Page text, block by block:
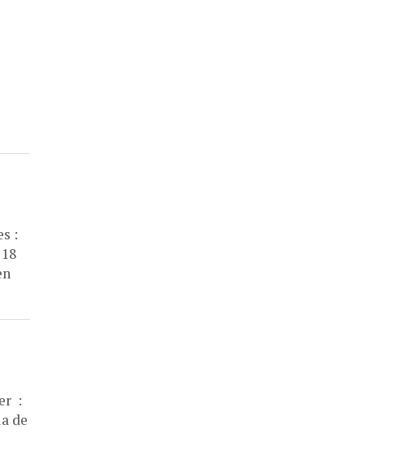
:
:
de